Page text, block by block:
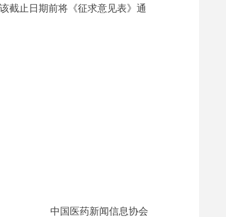
截止日期前将《征求意见表》通
中国医药新闻信息协会